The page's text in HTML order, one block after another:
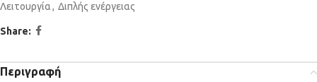
Λειτουργία, Διπλής ενέργειας
Share:
Περιγραφή